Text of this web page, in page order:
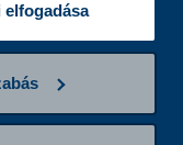
elfogadása